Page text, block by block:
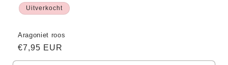
Uitverkocht
Aragoniet roos
Normale
prijs
€7,95 EUR